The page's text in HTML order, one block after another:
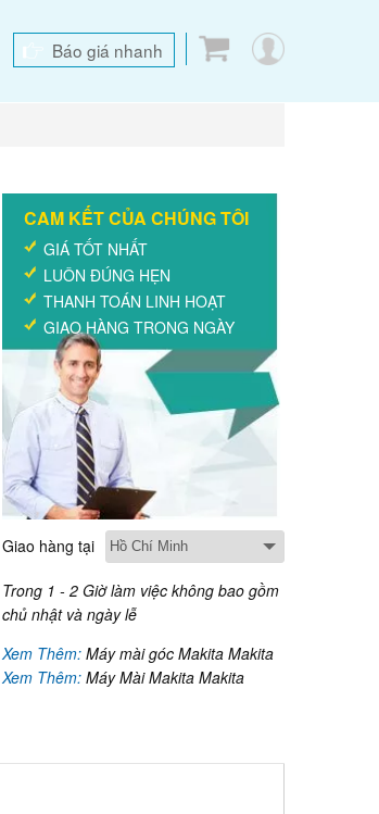
Báo giá nhanh
CAM KẾT CỦA CHÚNG TÔI
GIÁ TỐT NHẤT
LUÔN ĐÚNG HẸN
THANH TOÁN LINH HOẠT
GIAO HÀNG TRONG NGÀY
Giao hàng tại
Trong 1 - 2 Giờ làm việc không bao gồm
chủ nhật và ngày lễ
Xem Thêm: Máy mài góc Makita Makita
Xem Thêm: Máy Mài Makita Makita